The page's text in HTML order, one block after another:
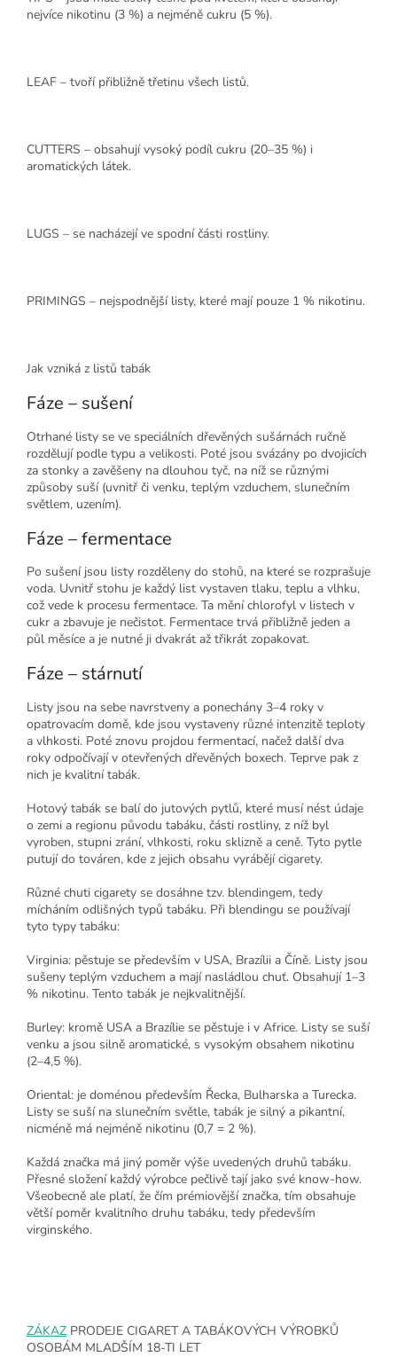
nejvíce nikotinu (3 %) a nejméně cukru (5 %).
LEAF – tvoří přibližně třetinu všech listů.
CUTTERS – obsahují vysoký podíl cukru (20–35 %) i
aromatických látek.
LUGS – se nacházejí ve spodní části rostliny.
PRIMINGS – nejspodnější listy, které mají pouze 1 % nikotinu.
Jak vzniká z listů tabák
Fáze – sušení
Otrhané listy se ve speciálních dřevěných sušárnách ručně
rozdělují podle typu a velikosti. Poté jsou svázány po dvojicích
za stonky a zavěšeny na dlouhou tyč, na níž se různými
způsoby suší (uvnitř či venku, teplým vzduchem, slunečním
světlem, uzením).
Fáze – fermentace
Po sušení jsou listy rozděleny do stohů, na které se rozprašuje
voda. Uvnitř stohu je každý list vystaven tlaku, teplu a vlhku,
což vede k procesu fermentace. Ta mění chlorofyl v listech v
cukr a zbavuje je nečistot. Fermentace trvá přibližně jeden a
půl měsíce a je nutné ji dvakrát až třikrát zopakovat.
Fáze – stárnutí
Listy jsou na sebe navrstveny a ponechány 3–4 roky v
opatrovacím domě, kde jsou vystaveny různé intenzitě teploty
a vlhkosti. Poté znovu projdou fermentací, načež další dva
roky odpočívají v otevřených dřevěných boxech. Teprve pak z
nich je kvalitní tabák.
Hotový tabák se balí do jutových pytlů, které musí nést údaje
o zemi a regionu původu tabáku, části rostliny, z níž byl
vyroben, stupni zrání, vlhkosti, roku sklizně a ceně. Tyto pytle
putují do továren, kde z jejich obsahu vyrábějí cigarety.
Různé chuti cigarety se dosáhne tzv. blendingem, tedy
mícháním odlišných typů tabáku. Při blendingu se používají
tyto typy tabáku:
Virginia: pěstuje se především v USA, Brazílii a Číně. Listy jsou
sušeny teplým vzduchem a mají nasládlou chuť. Obsahují 1–3
% nikotinu. Tento tabák je nejkvalitnější.
Burley: kromě USA a Brazílie se pěstuje i v Africe. Listy se suší
venku a jsou silně aromatické, s vysokým obsahem nikotinu
(2–4,5 %).
Oriental: je doménou především Řecka, Bulharska a Turecka.
Listy se suší na slunečním světle, tabák je silný a pikantní,
nicméně má nejméně nikotinu (0,7 = 2 %).
Každá značka má jiný poměr výše uvedených druhů tabáku.
Přesné složení každý výrobce pečlivě tají jako své know-how.
Všeobecně ale platí, že čím prémiovější značka, tím obsahuje
větší poměr kvalitního druhu tabáku, tedy především
virginského.
ZÁKAZ PRODEJE CIGARET A TABÁKOVÝCH VÝROBKŮ
OSOBÁM MLADŠÍM 18-TI LET